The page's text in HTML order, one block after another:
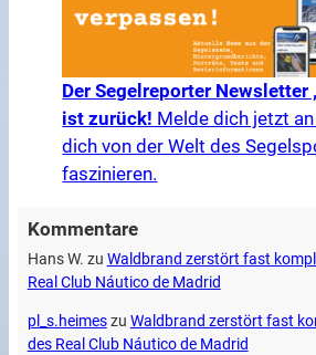
Der Segelreporter Newsletter
ist zurück! Melde dich jetzt
dich von der Welt des
faszinieren.
Kommentare
Hans W. zu Waldbrand zerstört fast
Real Club Náutico de Madrid
pl_s.heimeszu Waldbrand zerstört fast
des Real Club Náutico de Madrid